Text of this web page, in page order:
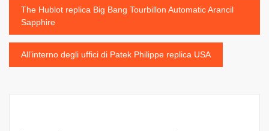
Navigazione
articoli
The Hublot replica Big Bang Tourbillon Automatic Arancil
Sapphire
All’interno degli uffici di Patek Philippe replica USA